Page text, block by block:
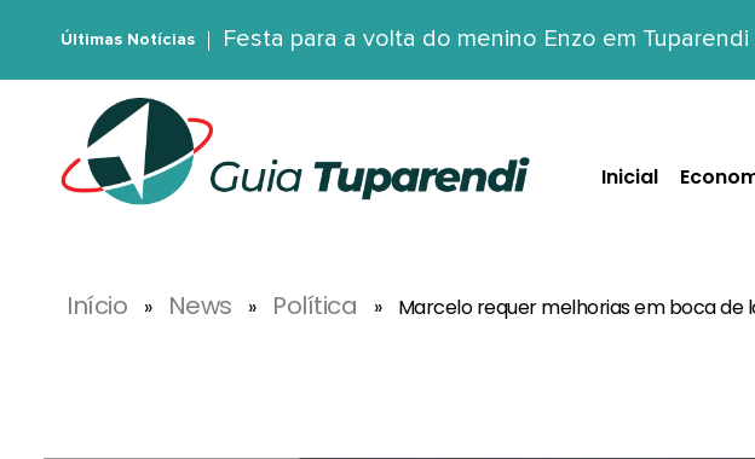
Últimas Notícias Festa para a volta do menino Enzo em Tuparendi
Inicial
Início » News » Política » Marcelo requer melhorias em boca de